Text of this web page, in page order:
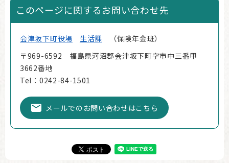
このページに関するお問い合わせ先
会津坂下町役場 生活課
保険年金班
〒969-6592 福島県河沼郡会津坂下町字市中三番甲
3662番地
Tel：0242-84-1501
メールでのお問い合わせはこちら